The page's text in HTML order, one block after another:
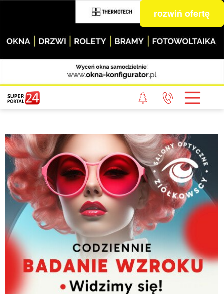
rozwiń ofertę
STRONA GŁÓWNA
POWIAT GRYFICKI
WIADOMOŚCI Z LASU
STUDIO SUPERPORTALU
KONTAKT
REDAKCJA
REGULAMIN